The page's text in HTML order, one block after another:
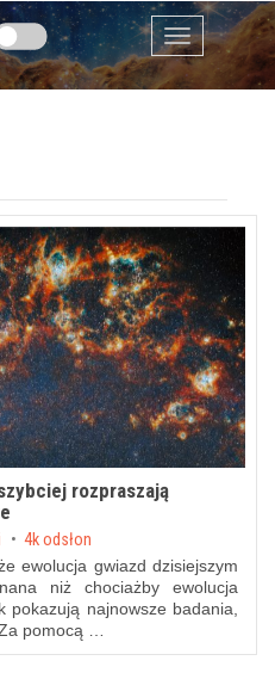
Menu
rozpraszają
4k odsłon
ewolucja gwiazd dzisiejszym
niż chociażby ewolucja
najnowsze badania,
pomocą …